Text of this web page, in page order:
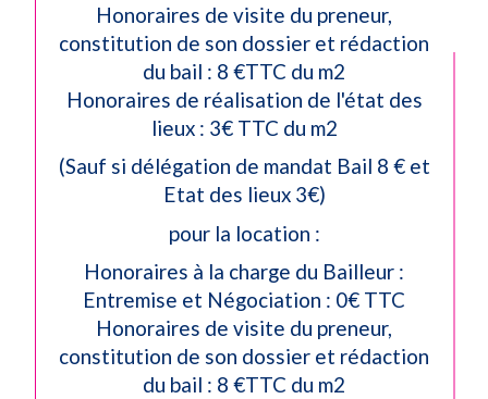
Honoraires de visite du preneur,
constitution de son dossier et rédaction
du bail : 8 €TTC du m2
Honoraires de réalisation de l'état des
lieux : 3€ TTC du m2
(Sauf si délégation de mandat Bail 8 € et
Etat des lieux 3€)
pour la location :
Honoraires à la charge du Bailleur :
Entremise et Négociation : 0€ TTC
Honoraires de visite du preneur,
constitution de son dossier et rédaction
du bail : 8 €TTC du m2